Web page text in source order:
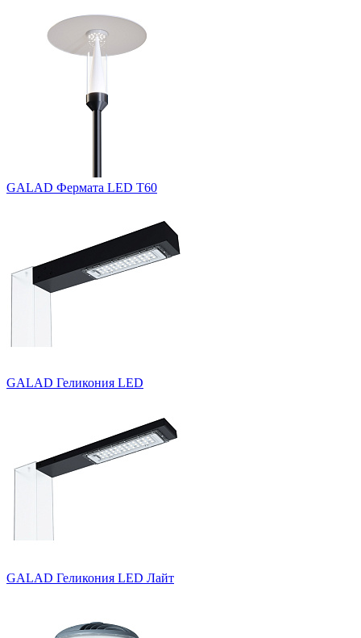
GALAD Фермата LED Т60
GALAD Геликония LED
GALAD Геликония LED Лайт